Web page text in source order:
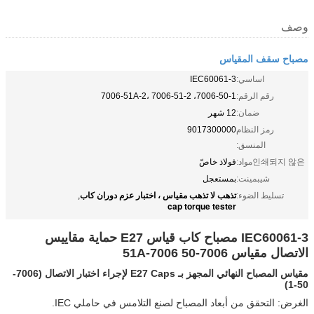
وصف
مصباح سقف المقياس
اساسي:IEC60061-3
رقم الرقم:7006-50-1، 7006-51A-2، 7006-51-2
ضمان:12 شهر
رمز النظام
المنسق:
9017300000
인쇄되지 않은مواد:
فولاذ خاصّ
شيبمينت:بمستعجل
تسليط الضوء:تذهب لا تذهب مقياس ، اختبار عزم دوران كاب,
cap torque tester
IEC60061-3 مصباح كاب قياس E27 حماية مقاييس
الاتصال مقياس 7006-50 7006-51A
مقياس المصباح النهائي المجهز بـ E27 Caps لإجراء اختبار الاتصال
(7006-
50-1)
الغرض: التحقق من أبعاد المصباح لصنع التلامس في حاملي IEC.